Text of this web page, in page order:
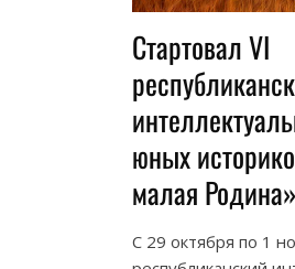
Стартовал VІ
юных
малая Родина»
С 29 октября по 1